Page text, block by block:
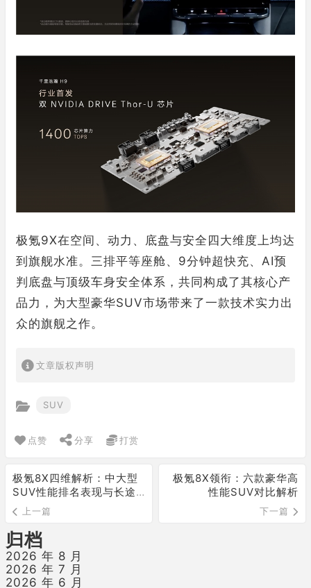
极氪9X在空间、动力、底盘与安全四大维度上均达
到旗舰水准。三排平等座舱、9分钟超快充、AI预
判底盘与顶级车身安全体系，共同构成了其核心产
品力，为大型豪华SUV市场带来了一款技术实力出
众的旗舰之作。
文章版权声明
SUV
点赞 分享 打赏
极氪8X四维解析：中大型
SUV性能排名表现与长途
穿越配置
上一篇
极氪8X领衔：六款豪华高
性能SUV对比解析
下一篇
归档
2026 年 8 月
2026 年 7 月
2026 年 6 月